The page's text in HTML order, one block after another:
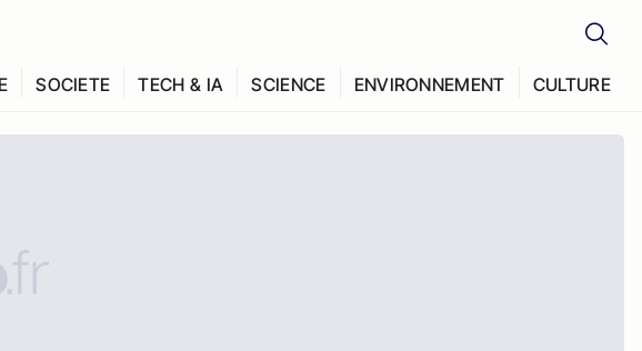
SOCIETE TECH & IA SCIENCE ENVIRONNEMENT CULTURE